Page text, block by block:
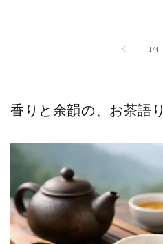
1/の
4
香りと余韻の、お茶語り